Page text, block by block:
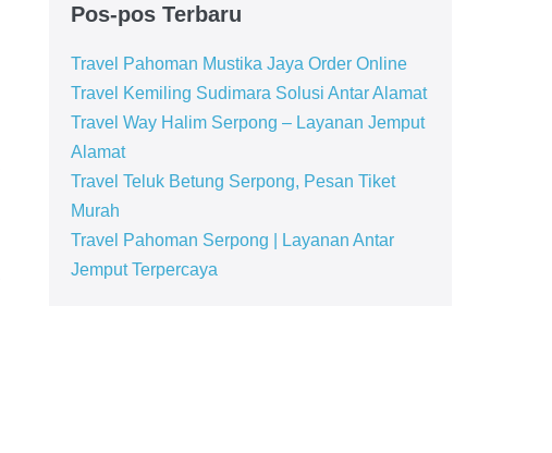
Pos-pos Terbaru
Travel Pahoman Mustika Jaya Order Online
Travel Kemiling Sudimara Solusi Antar Alamat
Travel Way Halim Serpong – Layanan Jemput
Alamat
Travel Teluk Betung Serpong, Pesan Tiket
Murah
Travel Pahoman Serpong | Layanan Antar
Jemput Terpercaya